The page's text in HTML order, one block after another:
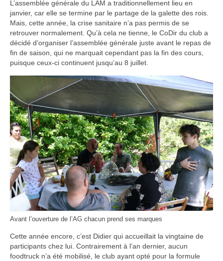
Infos pratiques
L’assemblée générale du LAM a traditionnellement lieu en
janvier, car elle se termine par le partage de la galette des rois.
Mais, cette année, la crise sanitaire n’a pas permis de se
retrouver normalement. Qu’à cela ne tienne, le CoDir du club a
décidé d’organiser l’assemblée générale juste avant le repas de
fin de saison, qui ne marquait cependant pas la fin des cours,
puisque ceux-ci continuent jusqu’au 8 juillet.
Avant l’ouverture de l’AG chacun prend ses marques
Cette année encore, c’est Didier qui accueillait la vingtaine de
participants chez lui. Contrairement à l’an dernier, aucun
foodtruck n’a été mobilisé, le club ayant opté pour la formule